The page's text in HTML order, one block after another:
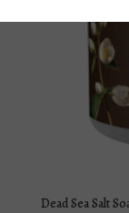
Dead Sea Salt